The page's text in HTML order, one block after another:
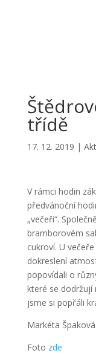
třídě
17. 12. 2019 |
V rámci hodin
předvánoční
„večeři“.
bramborovém
cukroví. U
dokreslení
popovídali o
které se dodržují
jsme si popřáli
Markéta Špaková
Foto zde